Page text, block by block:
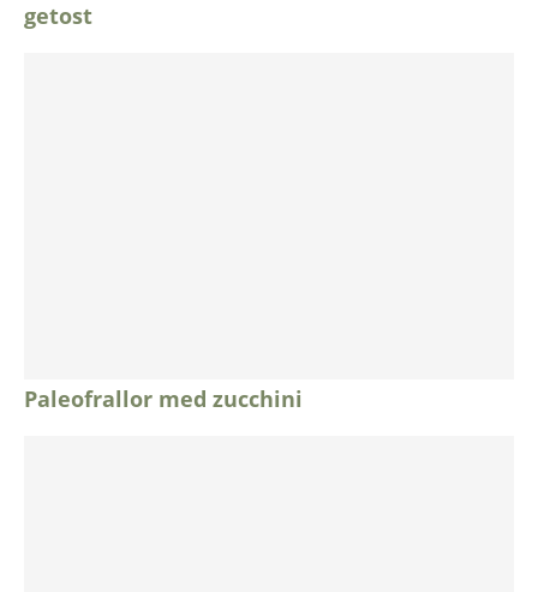
getost
Paleofrallor med zucchini